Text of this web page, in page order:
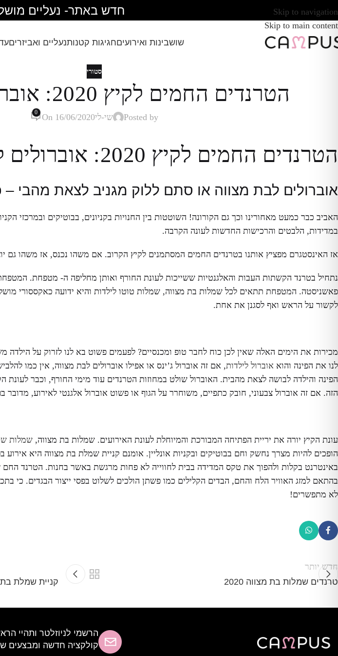
Skip to navigation
Skip to main content
חדש באתר- נעליים
שושבינות ואירועיםחגיגות קטנותנעליים ואביזריםעד
סטורי
הטרנדים החמים לקיץ 2020: אוברולים לילדות
Posted by שי-ליOn 16/06/2020
0
הטרנדים החמים לקיץ 2020: אוברולים לילדות
אוברולים לבת מצווה או סתם ללוק מגניב לצאת מהבי
האביב כבר כמעט מאחורינו וכך גם הקורונה! השוטטות בין החנויות בקניונים, בבוטיקים ובמרכזי
במדידות, הלבטים והרכישות החדשות לעונה הקרבה.
אז האינסטגרם מפציץ אותנו בטרנדים החמים המסתמנים לקיץ הקרוב. אם משהו נכנס, אז משהו גם
נתחיל בטרנד הקשתות העבות והאלגנטיות ששייכות לעונת החורף ואותן מחליפה ה- מטפחת.
פאשניסטה. המטפחת תתאים לכל שמלות בת מצווה, שמלות טוטו לילדות והיא ידועה כאקססורי
לקשור על הראש ואף לסגנן את אחת.
מכירות את הימים האלה שאין לכן כוח לחבר טופ ומכנסיים? לפעמים פשוט בא לנו לזרוק על הילדה
לנו את הפינה והוא אוברול לילדות
הפינה והילדה לבושה לצאת מהבית. האוברול שולט במחוזות הטרנדים עוד מימי החורף, וכבר לעונת
הזה. אם זה אוברול צבעוני, חובק כתפיים, משוחרר על הגוף או פשוט אוברול אלגנטי לאירוע,
עונת הקיץ יורה את יריית הפתיחה המבורכת והמיוחלת לעונת האירועים. שמלות בת מצווה, שמלות
הופכים להיות מצרך נחשק וחם בבוטיקים ובקניות אונליין. אומנם קניית שמלת בת מצווה היא אירוע
באינטרנט בקלות ולהפוך את טקס המדידה בבית לחווייה לא פחות מרגשת באשר בחנות. הטרנד
בהתאם למזג האוויר הלח והחם, הבדים הקלילים כמו פשתן הולכים לשלוט בפסי ייצור הבגדים. כי
לא מתפשרים!
חדש יותר
טרנדים שמלות בת מצווה 2020
קניית שמלת
הרשמי לניוזלטר ותהיי
קולקציה חדשה ומבצעים